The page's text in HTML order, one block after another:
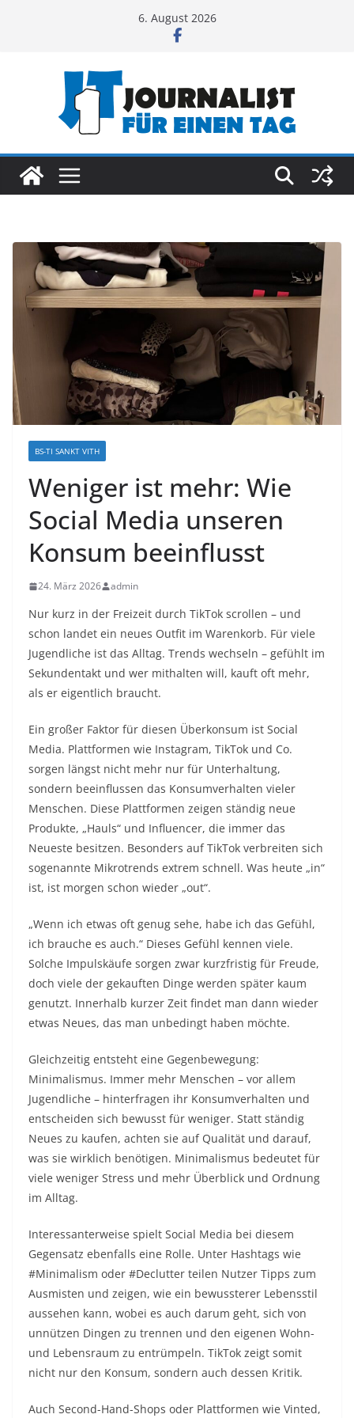
6. August 2026
BS-TI SANKT VITH
Weniger ist mehr: Wie
Social Media unseren
Konsum beeinflusst
24. März 2026 admin
Nur kurz in der Freizeit durch TikTok scrollen – und
schon landet ein neues Outfit im Warenkorb. Für viele
Jugendliche ist das Alltag. Trends wechseln – gefühlt im
Sekundentakt und wer mithalten will, kauft oft mehr,
als er eigentlich braucht.
Ein großer Faktor für diesen Überkonsum ist Social
Media. Plattformen wie Instagram, TikTok und Co.
sorgen längst nicht mehr nur für Unterhaltung,
sondern beeinflussen das Konsumverhalten vieler
Menschen. Diese Plattformen zeigen ständig neue
Produkte, „Hauls“ und Influencer, die immer das
Neueste besitzen. Besonders auf TikTok verbreiten sich
sogenannte Mikrotrends extrem schnell. Was heute „in“
ist, ist morgen schon wieder „out“.
„Wenn ich etwas oft genug sehe, habe ich das Gefühl,
ich brauche es auch.“ Dieses Gefühl kennen viele.
Solche Impulskäufe sorgen zwar kurzfristig für Freude,
doch viele der gekauften Dinge werden später kaum
genutzt. Innerhalb kurzer Zeit findet man dann wieder
etwas Neues, das man unbedingt haben möchte.
Gleichzeitig entsteht eine Gegenbewegung:
Minimalismus. Immer mehr Menschen – vor allem
Jugendliche – hinterfragen ihr Konsumverhalten und
entscheiden sich bewusst für weniger. Statt ständig
Neues zu kaufen, achten sie auf Qualität und darauf,
was sie wirklich benötigen. Minimalismus bedeutet für
viele weniger Stress und mehr Überblick und Ordnung
im Alltag.
Interessanterweise spielt Social Media bei diesem
Gegensatz ebenfalls eine Rolle. Unter Hashtags wie
#Minimalism oder #Declutter teilen Nutzer Tipps zum
Ausmisten und zeigen, wie ein bewussterer Lebensstil
aussehen kann, wobei es auch darum geht, sich von
unnützen Dingen zu trennen und den eigenen Wohn-
und Lebensraum zu entrümpeln. TikTok zeigt somit
nicht nur den Konsum, sondern auch dessen Kritik.
Auch Second-Hand-Shops oder Plattformen wie Vinted,